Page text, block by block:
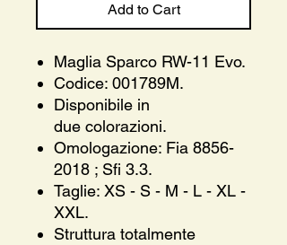
Add to Cart
Maglia Sparco RW-11 Evo.
Codice: 001789M.
Disponibile in
due colorazioni.
Omologazione: Fia 8856-
2018 ; Sfi 3.3.
Taglie: XS - S - M - L - XL -
XXL.
Struttura totalmente